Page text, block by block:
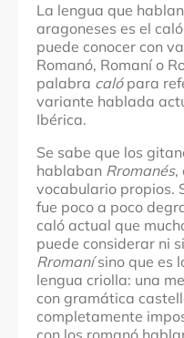
La lengua que
aragoneses es el
puede conocer con
Romanó, Romaní o
palabra calópara
variante hablada
Ibérica.
Se sabe que los
hablaban Rromanés,
vocabulario propios.
fue poco a poco
caló actual que
puede considerar ni
Rromanísino que es
lengua criolla: una
con gramática
completamente
con los romanó